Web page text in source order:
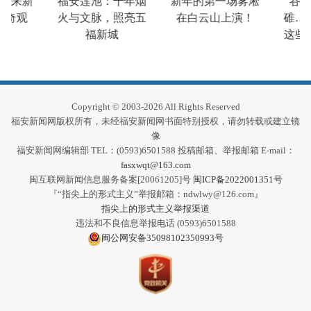
观
火与文脉，照亮五
福新城
在白云山上演！
碓……
这些
Copyright © 2003-2026 All Rights Reserved
福安新闻网版权所有，未经福安新闻网书面特别授权，请勿转载或建立镜
像
福安新闻网编辑部 TEL：(0593)6501588 投稿邮箱、举报邮箱 E-mail：
fasxwqt@163.com
闽互联网新闻信息服务备案[20061205]号 闽ICP备2022001351号
『“指尖上的形式主义”举报邮箱：ndwlwy@126.com』
指尖上的形式主义举报渠道
违法和不良信息举报电话 (0593)6501588
闽公网安备35098102350993号